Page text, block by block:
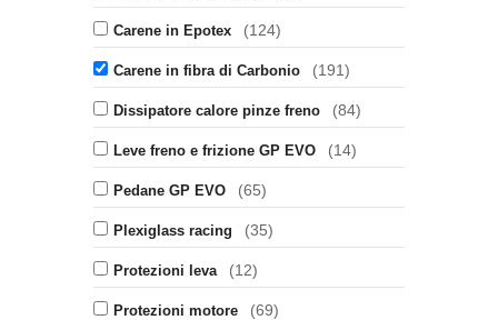
Carene in Epotex (124)
Carene in fibra di Carbonio (191)
Dissipatore calore pinze freno (84)
Leve freno e frizione GP EVO (14)
Pedane GP EVO (65)
Plexiglass racing (35)
Protezioni leva (12)
Protezioni motore (69)